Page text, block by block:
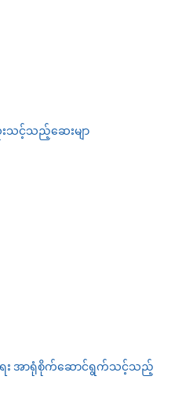
သင့်သည့်ဆေးမျာ
ေး အာရုံစိုက်ဆောင်ရွက်သင့်သည့်